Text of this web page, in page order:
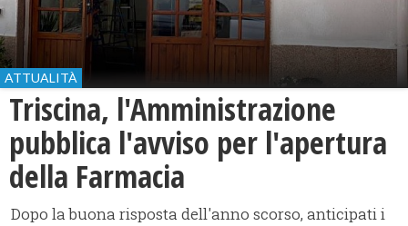
ATTUALITÀ
Triscina, l'Amministrazione
pubblica l'avviso per l'apertura
della Farmacia
Dopo la buona risposta dell'anno scorso, anticipati i